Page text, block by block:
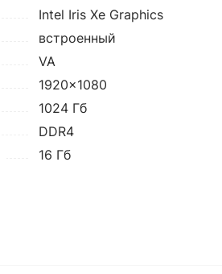
Intel Iris Xe Graphics
встроенный
VA
1920x1080
1024 Гб
DDR4
16 Гб